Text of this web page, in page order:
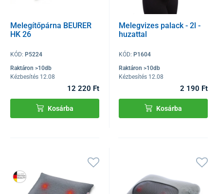
Melegítőpárna BEURER
HK 26
KÓD: P5224
Raktáron >10db
Kézbesítés 12.08
12 220 Ft
Kosárba
Melegvizes palack - 2l -
huzattal
KÓD: P1604
Raktáron >10db
Kézbesítés 12.08
2 190 Ft
Kosárba